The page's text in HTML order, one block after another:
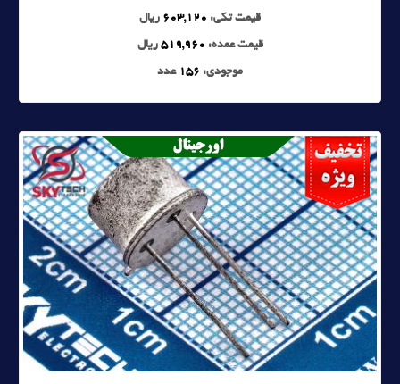
قیمت تکی: 603,120 ریال
قیمت عمده: 519,960 ریال
موجودی: 156 عدد